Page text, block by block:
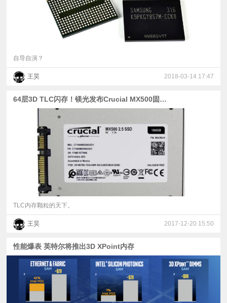
自导自演？
王昊 2018-03-14 17:47
64层3D TLC闪存！镁光发布Crucial MX500固态硬盘新品
TLC内存颗粒的天下。
王昊 2017-12-20 15:50
性能爆表 英特尔将推出3D XPoint内存